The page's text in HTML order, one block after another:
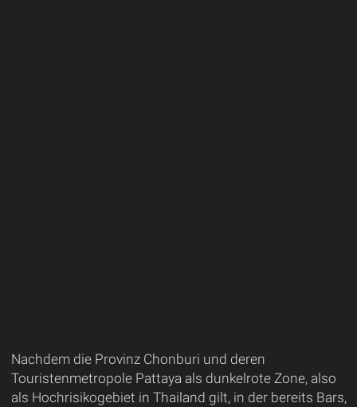
Nachdem die Provinz Chonburi und deren
Touristenmetropole Pattaya als dunkelrote Zone, also
als Hochrisikogebiet in Thailand gilt, in der bereits Bars,